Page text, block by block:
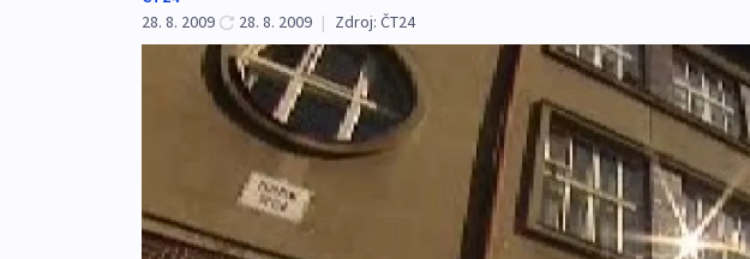
28. 8. 2009
28. 8. 2009 | Zdroj: ČT24